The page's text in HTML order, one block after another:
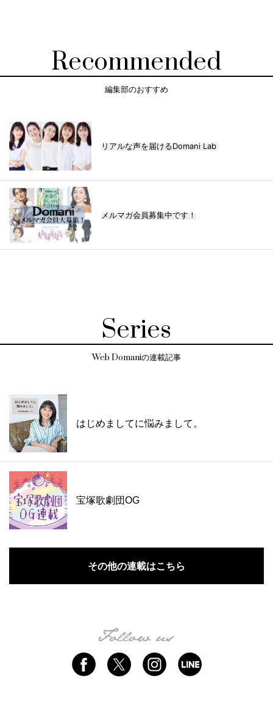
Recommended
編集部のおすすめ
リアルな声を届けるDomani Lab
メルマガ会員募集中です！
Series
Web Domaniの連載記事
はじめましてに悩みまして。
宝塚歌劇団OG
その他の連載はこちら